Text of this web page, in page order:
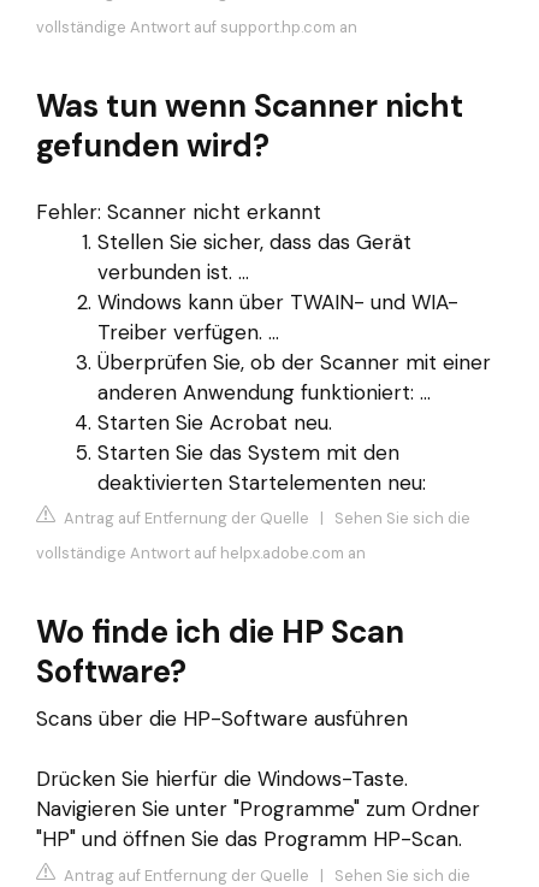
vollständige Antwort auf support.hp.com an
Was tun wenn Scanner nicht
gefunden wird?
Fehler: Scanner nicht erkannt
Stellen Sie sicher, dass das Gerät
verbunden ist. ...
Windows kann über TWAIN- und WIA-
Treiber verfügen. ...
Überprüfen Sie, ob der Scanner mit einer
anderen Anwendung funktioniert: ...
Starten Sie Acrobat neu.
Starten Sie das System mit den
deaktivierten Startelementen neu:
Antrag auf Entfernung der Quelle | Sehen Sie sich die
vollständige Antwort auf helpx.adobe.com an
Wo finde ich die HP Scan
Software?
Scans über die HP-Software ausführen
Drücken Sie hierfür die Windows-Taste.
Navigieren Sie unter "Programme" zum Ordner
"HP" und öffnen Sie das Programm HP-Scan.
Antrag auf Entfernung der Quelle | Sehen Sie sich die